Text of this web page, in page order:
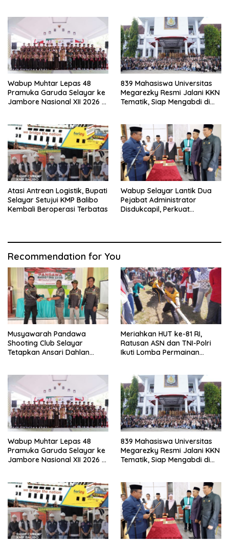
Wabup Muhtar Lepas 48
Pramuka Garuda Selayar ke
Jambore Nasional XII 2026 di
839 Mahasiswa Universitas
Megarezky Resmi Jalani KKN
Tematik, Siap Mengabdi di
Atasi Antrean Logistik, Bupati
Selayar Setujui KMP Balibo
Kembali Beroperasi Terbatas
Wabup Selayar Lantik Dua
Pejabat Administrator
Disdukcapil, Perkuat
Recommendation for You
Musyawarah Pandawa
Shooting Club Selayar
Tetapkan Ansari Dahlan
Meriahkan HUT ke-81 RI,
Ratusan ASN dan TNI-Polri
Ikuti Lomba Permainan
Wabup Muhtar Lepas 48
Pramuka Garuda Selayar ke
Jambore Nasional XII 2026 di
839 Mahasiswa Universitas
Megarezky Resmi Jalani KKN
Tematik, Siap Mengabdi di